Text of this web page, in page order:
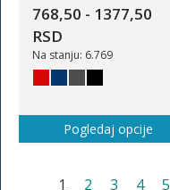
768,50 - 1377,50
RSD
Na stanju: 6.769
Pogledaj opcije
1 2 3 4 5